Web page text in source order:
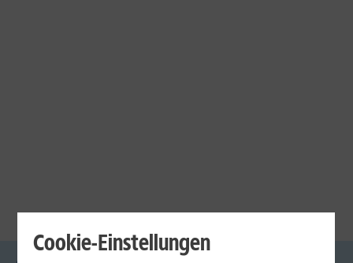
Cookie-Einstellungen